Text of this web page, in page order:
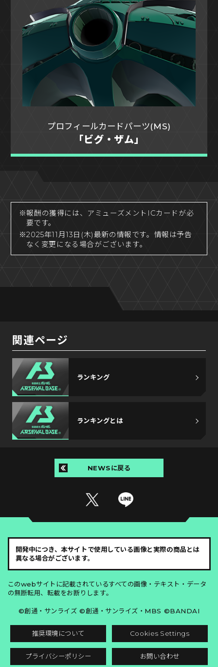
プロフィールカードパーツ(MS)
「ビグ・ザム」
※報酬の獲得には、アミューズメントICカードが必
要です。
※2025年11月13日(木)最新の情報です。情報は予告
なく変更になる場合がございます。
関連ページ
ランキング
ランキングとは
NEWSに戻る
開発中につき、本サイトで使用している画像と実際の商品とは
異なる場合がございます。
このwebサイトに記載されているすべての画像・テキスト・データ
の無断転用、転載をお断りします。
©創通・サンライズ ©創通・サンライズ・MBS ©BANDAI
推奨環境について Cookies Settings
プライバシーポリシー お問い合わせ